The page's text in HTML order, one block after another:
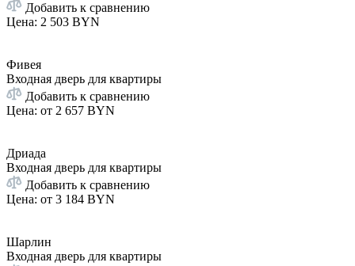
Добавить к сравнению
Цена: 2 503 BYN
Фивея
Входная дверь для квартиры
Добавить к сравнению
Цена: от 2 657 BYN
Дриада
Входная дверь для квартиры
Добавить к сравнению
Цена: от 3 184 BYN
Шарлин
Входная дверь для квартиры